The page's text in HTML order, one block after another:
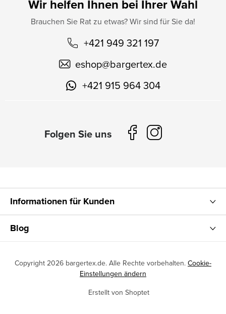
Wir helfen Ihnen bei Ihrer Wahl
Brauchen Sie Rat zu etwas? Wir sind für Sie da!
+421 949 321 197
eshop@bargertex.de
+421 915 964 304
Informationen für Kunden
Blog
Erstellt von Shoptet
Copyright 2026 bargertex.de. Alle Rechte vorbehalten. Cookie-
Einstellungen ändern